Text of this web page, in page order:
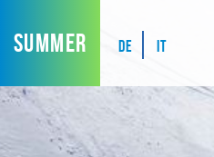
SUMMER DE IT